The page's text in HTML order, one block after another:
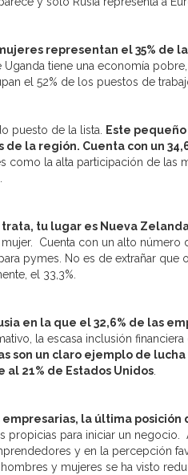
representan el 35% de
tiene una economía
el 52% de los puestos de
puesto de la lista.
Este
de la región. Cuenta con un
como la alta participación de las
tu lugar es Nueva
Cuenta con un alto
pymes. No es de extrañar
el 33,3%.
en la que el 32,6% de las
la escasa inclusión
son un claro ejemplo de
21% de Estados Unidos
empresarias, la última posición
propicias para iniciar un
y en la percepción
y mujeres se ha visto